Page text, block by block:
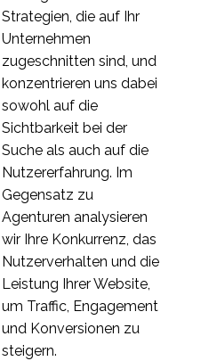
3
1
- Blick
auf
0
in
1
Ihres
Markt
1
Strategien, die auf Ihr
Unternehmen
zugeschnitten sind, und
konzentrieren uns dabei
sowohl auf die
Sichtbarkeit bei der
Suche als auch auf die
Nutzererfahrung. Im
Gegensatz zu
Agenturen analysieren
wir Ihre Konkurrenz, das
Nutzerverhalten und die
Leistung Ihrer Website,
um Traffic, Engagement
und Konversionen zu
steigern.